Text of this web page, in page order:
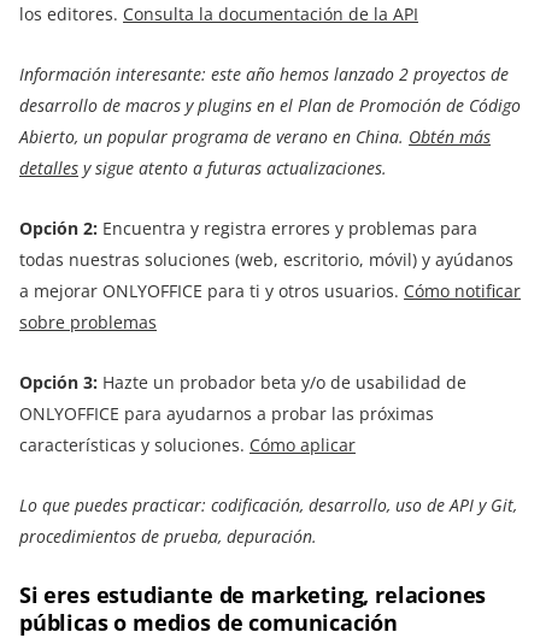
los editores. Consulta la documentación de la API
Información interesante: este año hemos lanzado 2 proyectos de
desarrollo de macros y plugins en el Plan de Promoción de Código
Abierto, un popular programa de verano en China. Obtén más
detalles y sigue atento a futuras actualizaciones.
Opción 2: Encuentra y registra errores y problemas para
todas nuestras soluciones (web, escritorio, móvil) y ayúdanos
a mejorar ONLYOFFICE para ti y otros usuarios. Cómo notificar
sobre problemas
Opción 3: Hazte un probador beta y/o de usabilidad de
ONLYOFFICE para ayudarnos a probar las próximas
características y soluciones. Cómo aplicar
Lo que puedes practicar: codificación, desarrollo, uso de API y Git,
procedimientos de prueba, depuración.
Si eres estudiante de marketing, relaciones
públicas o medios de comunicación